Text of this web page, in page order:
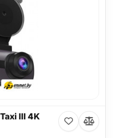
III 4K